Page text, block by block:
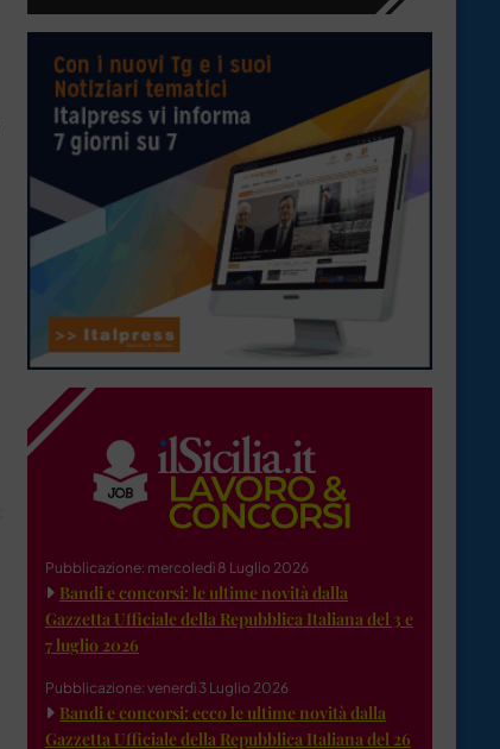
Pubblicazione: mercoledì 8 Luglio 2026
Bandi e concorsi: le ultime novità dalla
Gazzetta Ufficiale della Repubblica Italiana del 3 e
7 luglio 2026
Pubblicazione: venerdì 3 Luglio 2026
Bandi e concorsi: ecco le ultime novità dalla
Gazzetta Ufficiale della Repubblica Italiana del 26